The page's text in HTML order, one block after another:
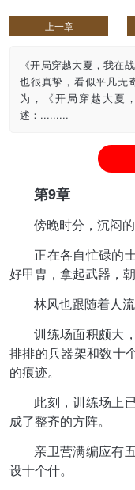
上一章
《开局穿越大夏，我在
也很真挚，看似平凡无
为，《开局穿越大夏
述：.........
第9章
傍晚时分，沉闷
正在各自忙碌的
好甲胄，拿起武器，
林风也跟随着人
训练场面积颇大
排排的兵器架和数十
的痕迹。
此刻，训练场上
成了整齐的方阵。
亲卫营满编应有
设十个什。